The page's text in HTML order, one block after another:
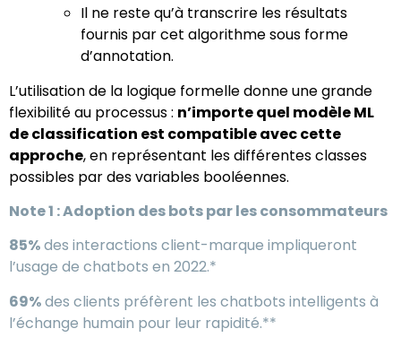
Il ne reste qu’à transcrire les résultats
fournis par cet algorithme sous forme
d’annotation.
L’utilisation de la logique formelle donne une grande
flexibilité au processus : n’importe quel modèle ML
de classification est compatible avec cette
approche, en représentant les différentes classes
possibles par des variables booléennes.
Note 1 : Adoption des bots par les consommateurs
85%des interactions client-marque impliqueront
l’usage de chatbots en 2022.*
69%des clients préfèrent les chatbots intelligents à
l’échange humain pour leur rapidité.**